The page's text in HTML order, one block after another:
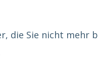
die Sie nicht mehr